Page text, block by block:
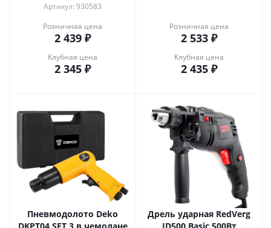
Артикул: 930583
Розничная цена
2 439 ₽
Клубная цена
2 345 ₽
Розничная цена
2 533 ₽
Клубная цена
2 435 ₽
Пневмодолото Deko
Дрель ударная RedVerg